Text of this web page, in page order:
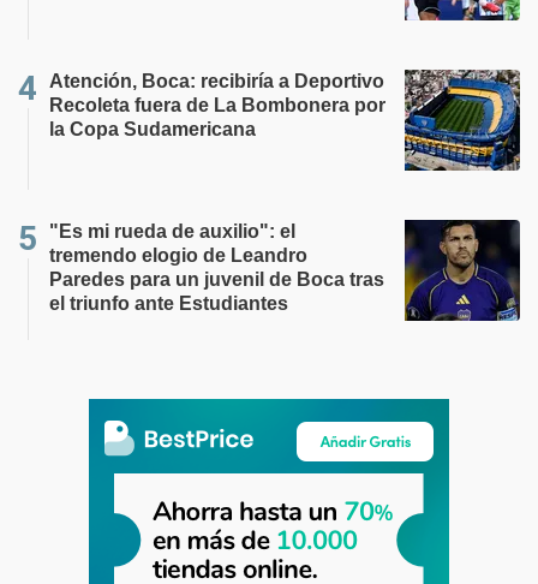
Atención, Boca: recibiría a Deportivo
Recoleta fuera de La Bombonera por
la Copa Sudamericana
"Es mi rueda de auxilio": el
tremendo elogio de Leandro
Paredes para un juvenil de Boca tras
el triunfo ante Estudiantes